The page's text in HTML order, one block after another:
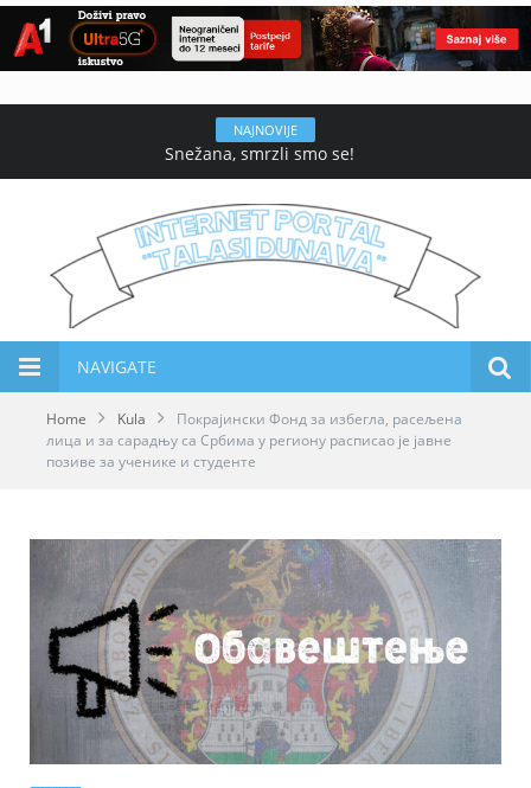
NAJNOVIJE
Snežana, smrzli smo se!
NAVIGATE
Home Kula
Покрајински Фонд за избегла, расељена
лица и за сарадњу са Србима у региону расписао је јавне
позиве за ученике и студенте